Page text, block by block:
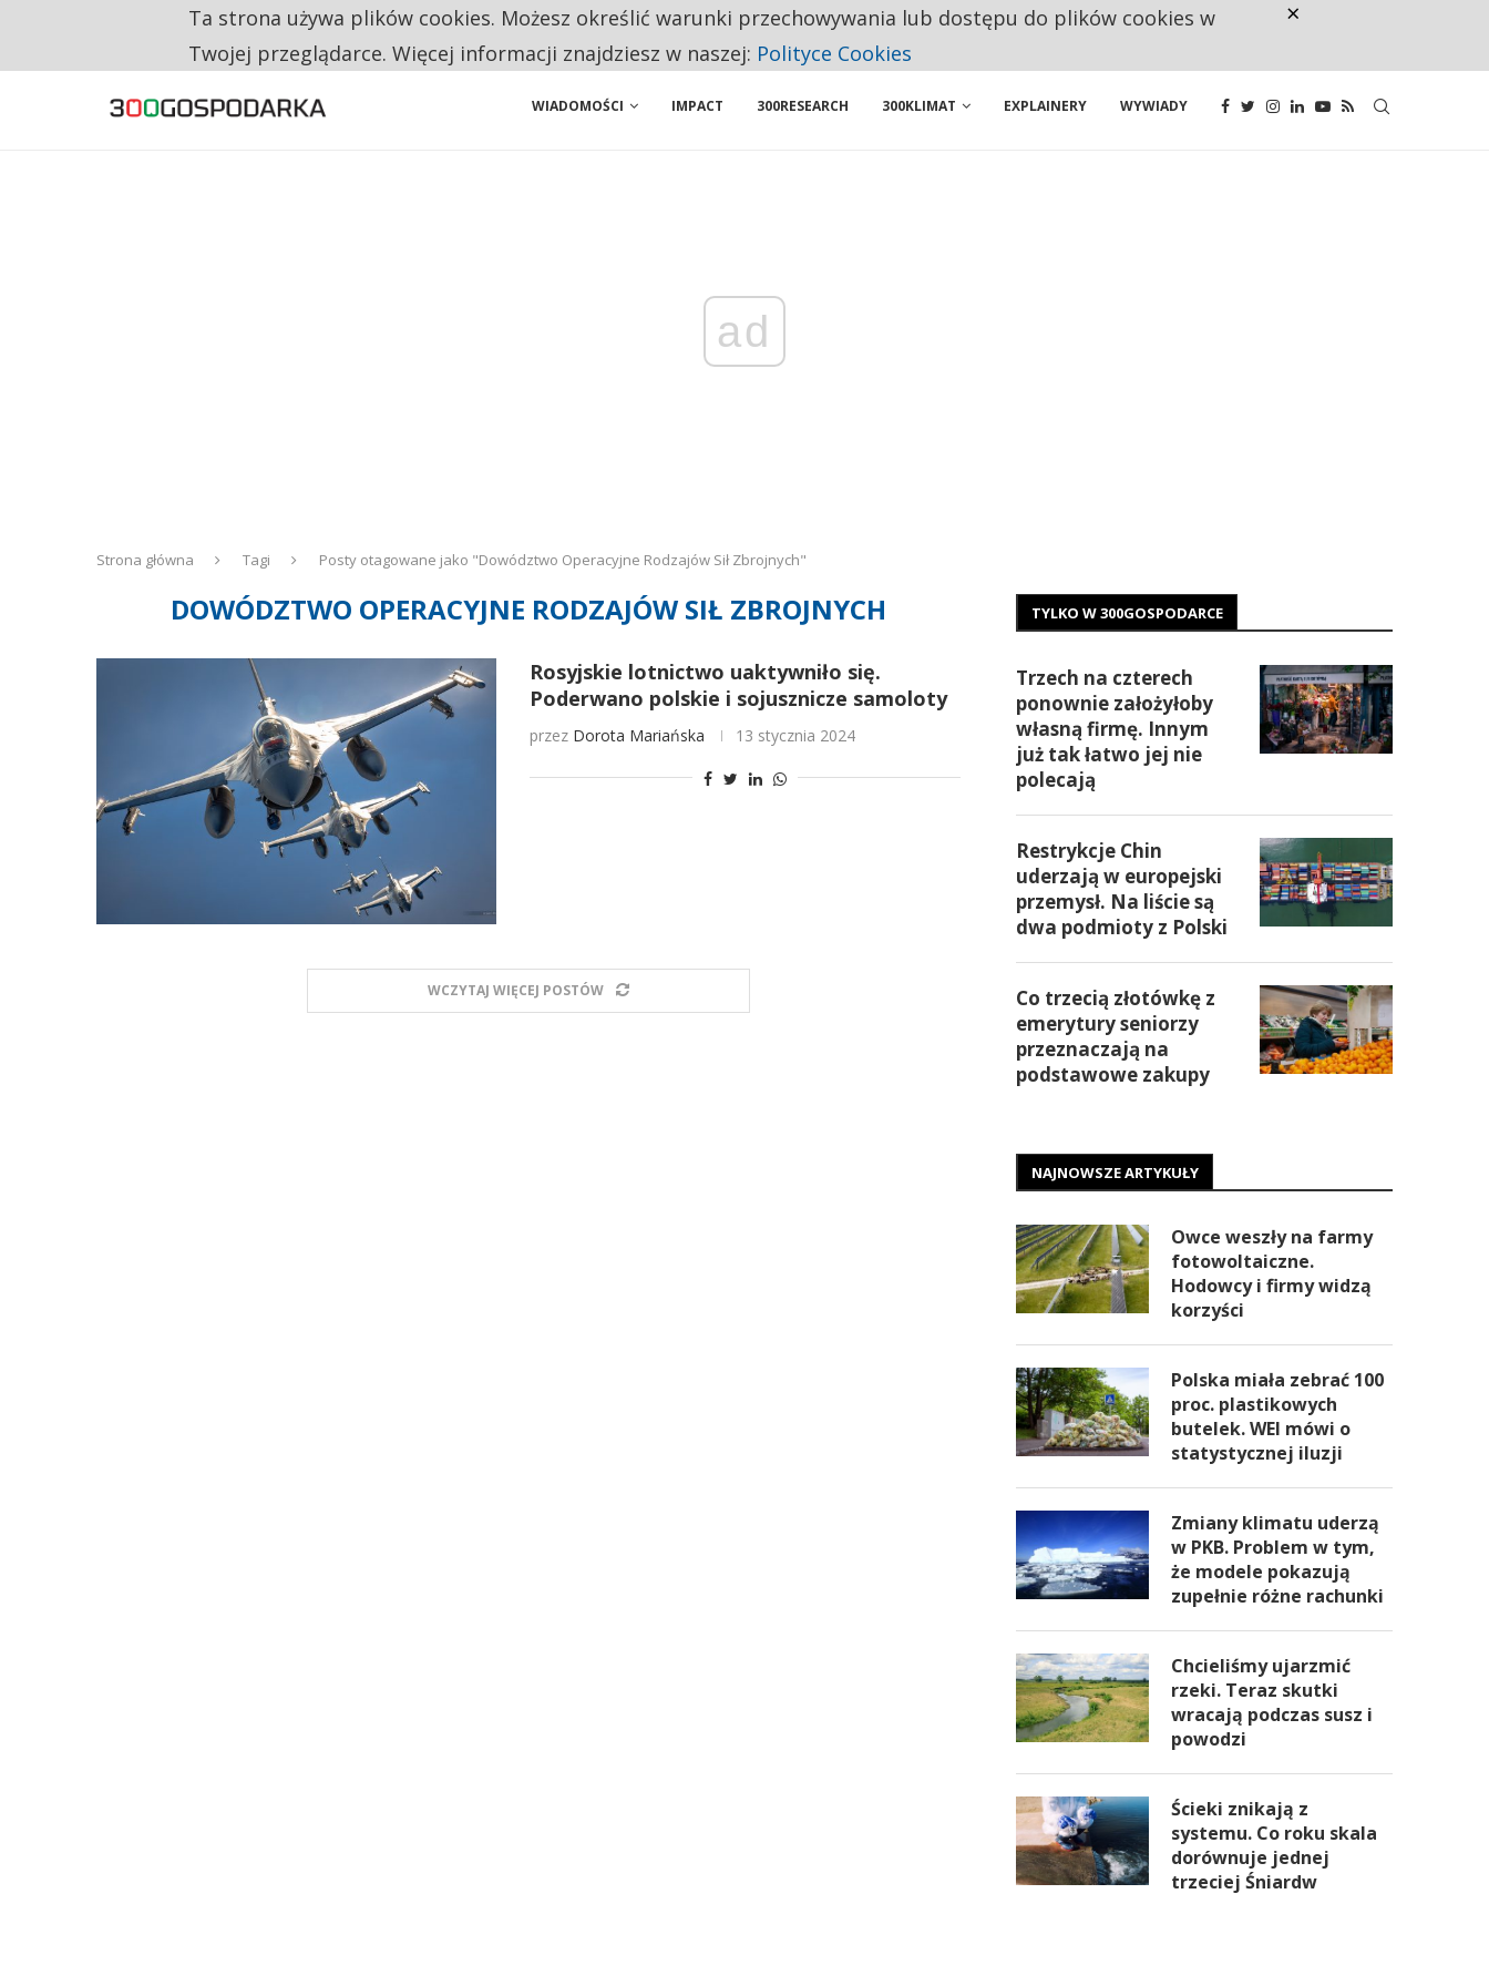
RESTRYKCJE CHIN UDERZAJĄ W EUROPEJSKI PRZEMYSŁ. NA LIŚCIE SĄ DWA PODMIOTY Z POLSKI
WIADOMOŚCI IMPACT 300RESEARCH 300KLIMAT EXPLAINERY WYWIADY
ad
Strona główna Tagi Posty otagowane jako "Dowództwo Operacyjne Rodzajów Sił Zbrojnych"
DOWÓDZTWO OPERACYJNE RODZAJÓW SIŁ ZBROJNYCH
Rosyjskie lotnictwo uaktywniło się.
Poderwano polskie i sojusznicze samoloty
przez Dorota Mariańska 13 stycznia 2024
WCZYTAJ WIĘCEJ POSTÓW
TYLKO W 300GOSPODARCE
Trzech na czterech
ponownie założyłoby
własną firmę. Innym
już tak łatwo jej nie
polecają
Restrykcje Chin
uderzają w europejski
przemysł. Na liście są
dwa podmioty z Polski
Co trzecią złotówkę z
emerytury seniorzy
przeznaczają na
podstawowe zakupy
NAJNOWSZE ARTYKUŁY
Owce weszły na farmy
fotowoltaiczne.
Hodowcy i firmy widzą
korzyści
Polska miała zebrać 100
proc. plastikowych
butelek. WEI mówi o
statystycznej iluzji
Zmiany klimatu uderzą
w PKB. Problem w tym,
że modele pokazują
zupełnie różne rachunki
Chcieliśmy ujarzmić
rzeki. Teraz skutki
wracają podczas susz i
powodzi
Ścieki znikają z
systemu. Co roku skala
dorównuje jednej
trzeciej Śniardw
Ta strona używa plików cookies. Możesz określić warunki przechowywania lub dostępu do plików cookies w
Twojej przeglądarce. Więcej informacji znajdziesz w naszej: Polityce Cookies
×